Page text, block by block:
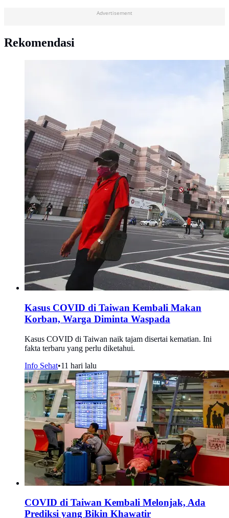
Advertisement
Rekomendasi
Kasus COVID di Taiwan Kembali Makan
Korban, Warga Diminta Waspada
Kasus COVID di Taiwan naik tajam disertai kematian. Ini
fakta terbaru yang perlu diketahui.
Info Sehat•11 hari lalu
COVID di Taiwan Kembali Melonjak, Ada
Prediksi yang Bikin Khawatir